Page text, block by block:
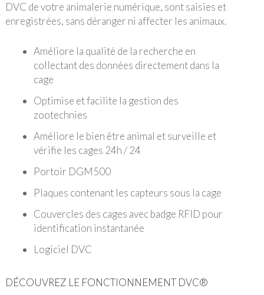
DVC de votre animalerie numérique, sont saisies et
enregistrées, sans déranger ni affecter les animaux.
Améliore la qualité de la recherche en
collectant des données directement dans la
cage
Optimise et facilite la gestion des
zootechnies
Améliore le bien être animal et surveille et
vérifie les cages 24h / 24
Portoir DGM500
Plaques contenant les capteurs sous la cage
Couvercles des cages avec badge RFID pour
identification instantanée
Logiciel DVC
DÉCOUVREZ LE FONCTIONNEMENT DVC®